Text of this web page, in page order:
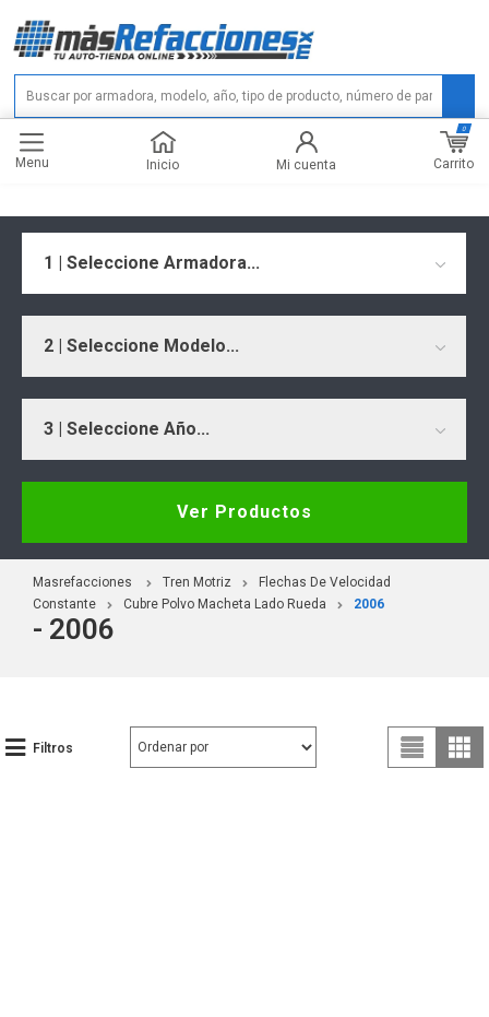
Menu Inicio Mi cuenta Carrito
0
1 | Seleccione Armadora...
2 | Seleccione Modelo...
3 | Seleccione Año...
Ver Productos
Masrefacciones Tren Motriz
Flechas De Velocidad
Constante
Cubre Polvo Macheta Lado Rueda 2006
- 2006
Filtros